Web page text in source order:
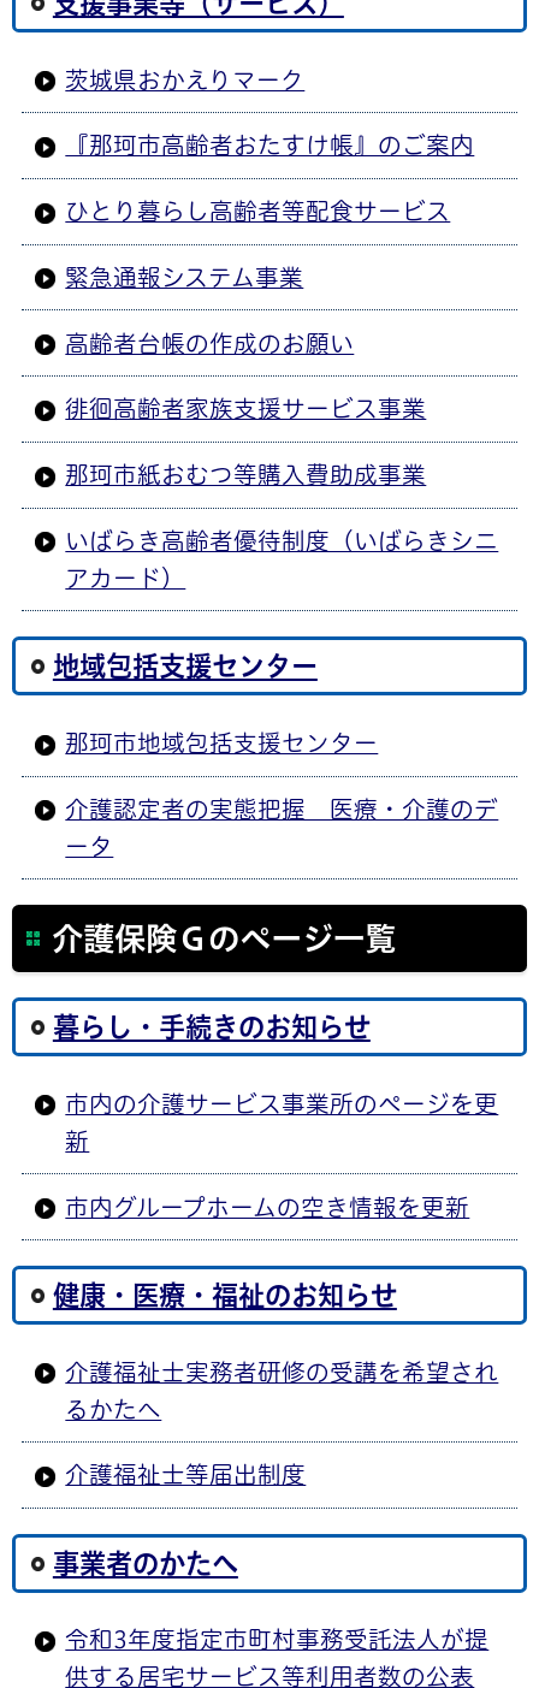
茨城県おかえりマーク
『那珂市高齢者おたすけ帳』のご案内
ひとり暮らし高齢者等配食サービス
緊急通報システム事業
高齢者台帳の作成のお願い
徘徊高齢者家族支援サービス事業
那珂市紙おむつ等購入費助成事業
いばらき高齢者優待制度（いばらきシニ
アカード）
地域包括支援センター
那珂市地域包括支援センター
介護認定者の実態把握 医療・介護のデ
ータ
介護保険Ｇのページ一覧
暮らし・手続きのお知らせ
市内の介護サービス事業所のページを更
新
市内グループホームの空き情報を更新
健康・医療・福祉のお知らせ
介護福祉士実務者研修の受講を希望され
るかたへ
介護福祉士等届出制度
事業者のかたへ
令和3年度指定市町村事務受託法人が提
供する居宅サービス等利用者数の公表